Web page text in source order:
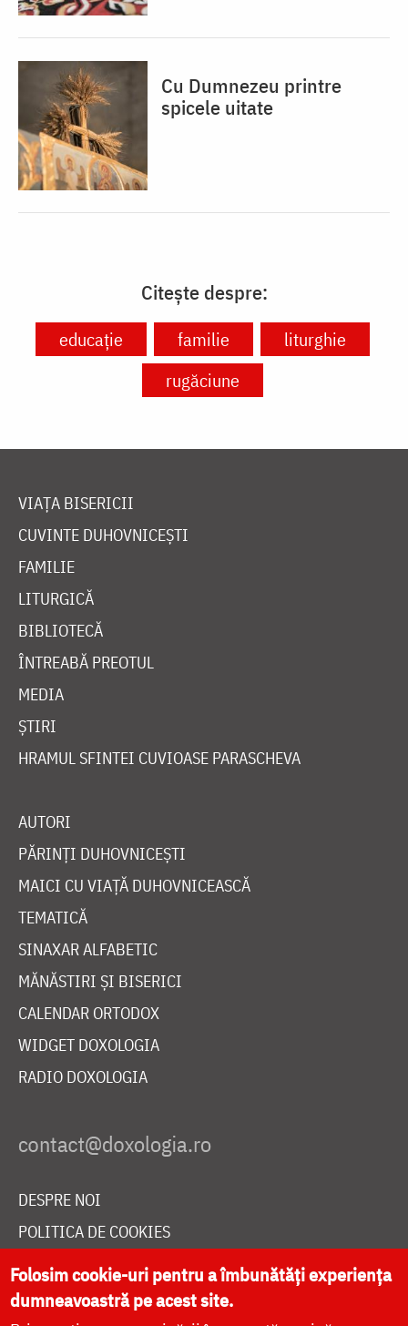
Cu Dumnezeu printre
spicele uitate
Citește despre:
educație familie
liturghie
rugăciune
VIAȚA BISERICII
CUVINTE DUHOVNICEȘTI
FAMILIE
LITURGICĂ
BIBLIOTECĂ
ÎNTREABĂ PREOTUL
MEDIA
ȘTIRI
HRAMUL SFINTEI CUVIOASE PARASCHEVA
AUTORI
PĂRINȚI DUHOVNICEȘTI
MAICI CU VIAȚĂ DUHOVNICEASCĂ
TEMATICĂ
SINAXAR ALFABETIC
MĂNĂSTIRI ȘI BISERICI
CALENDAR ORTODOX
WIDGET DOXOLOGIA
RADIO DOXOLOGIA
DESPRE NOI
POLITICA DE COOKIES
DONEAZĂ ONLINE PENTRU CATEDRALA NAȚIONALĂ
Folosim cookie-uri pentru a îmbunătăți experiența
dumneavoastră pe acest site.